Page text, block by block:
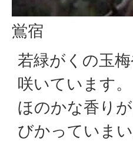
鴬宿
若緑がくの玉
咲いています。
ほのかな香り
びかっていまい